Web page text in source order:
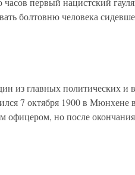
болтовню человека
из главных политических и
7 октября 1900 в Мюнхене в
офицером, но после